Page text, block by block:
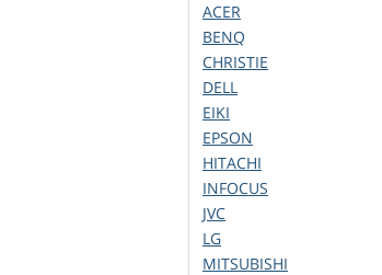
ACER
BENQ
CHRISTIE
DELL
EIKI
EPSON
HITACHI
INFOCUS
JVC
LG
MITSUBISHI